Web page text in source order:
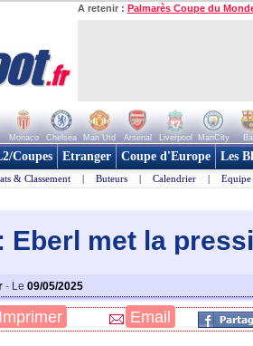
A retenir : Palmarès Coupe du
Monaco Chelsea Man Utd Arsenal Liverpool ManCity
Coupes Etranger Coupe d'Europe Les
& Classement | Buteurs | Calendrier | Equipe
Eberl met la
- Le 09/05/2025
Imprimer Email